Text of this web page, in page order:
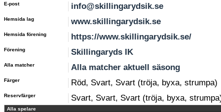
E-post info@skillingarydsik.se
Hemsida lag www.skillingarydsik.se
Hemsida förening https://www.skillingarydsik.se/
Förening Skillingaryds IK
Alla matcher Alla matcher aktuell säsong
Färger Röd, Svart, Svart (tröja, byxa, strumpa)
Reservfärger Svart, Svart, Svart (tröja, byxa,
Alla spelare